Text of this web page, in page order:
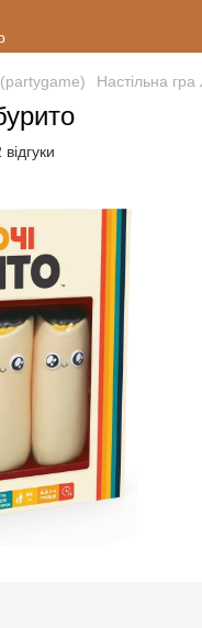
(partygame) Настільна
відгуки